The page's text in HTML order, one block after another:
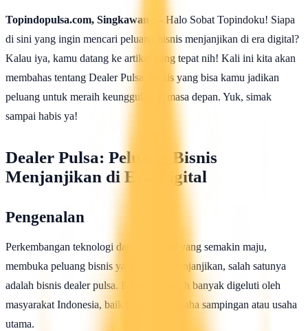
Topindopulsa.com, Singkawang
– Halo Sobat Topindoku! Siapa
di sini yang ingin mencari peluang bisnis menjanjikan di era digital?
Kalau iya, kamu datang ke artikel yang tepat nih! Kali ini kita akan
membahas tentang Dealer Pulsa, bisnis yang bisa kamu jadikan
peluang untuk meraih keunggulan di masa depan. Yuk, simak
sampai habis ya!
Dealer Pulsa: Peluang Bisnis
Menjanjikan di Era Digital
Pengenalan
Perkembangan teknologi dan era digital yang semakin maju,
membuka peluang bisnis yang sangat menjanjikan, salah satunya
adalah bisnis dealer pulsa. Bisnis ini sudah banyak digeluti oleh
masyarakat Indonesia, baik itu sebagai usaha sampingan atau usaha
utama.